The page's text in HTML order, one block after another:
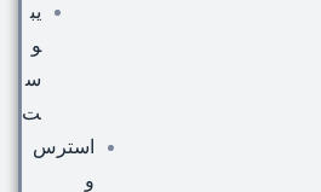
یب
و
س
ت
استرس
و